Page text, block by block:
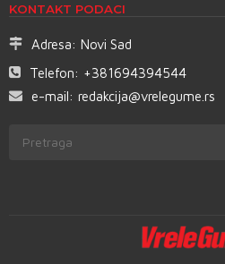
KONTAKT PODACI
Adresa: Novi Sad
Telefon: +381694394544
e-mail: redakcija@vrelegume.rs